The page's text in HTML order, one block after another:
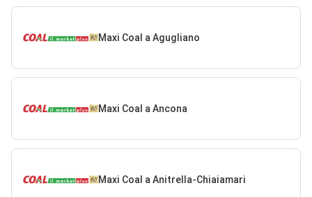
Maxi Coal a Agugliano
Maxi Coal a Ancona
Maxi Coal a Anitrella-Chiaiamari